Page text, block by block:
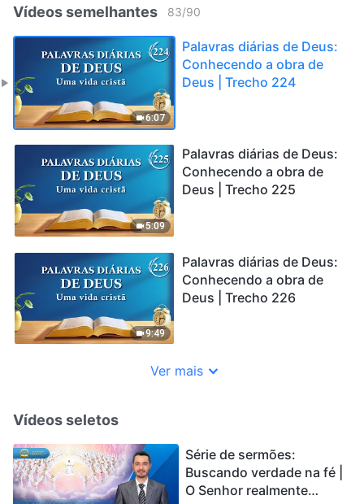
Vídeos semelhantes 83/90
6:07
Palavras diárias de Deus:
Conhecendo a obra de
Deus | Trecho 224
5:09
Palavras diárias de Deus:
Conhecendo a obra de
Deus | Trecho 225
9:49
Palavras diárias de Deus:
Conhecendo a obra de
Deus | Trecho 226
Ver mais
Vídeos seletos
Série de sermões:
Buscando verdade na fé |
O Senhor realmente